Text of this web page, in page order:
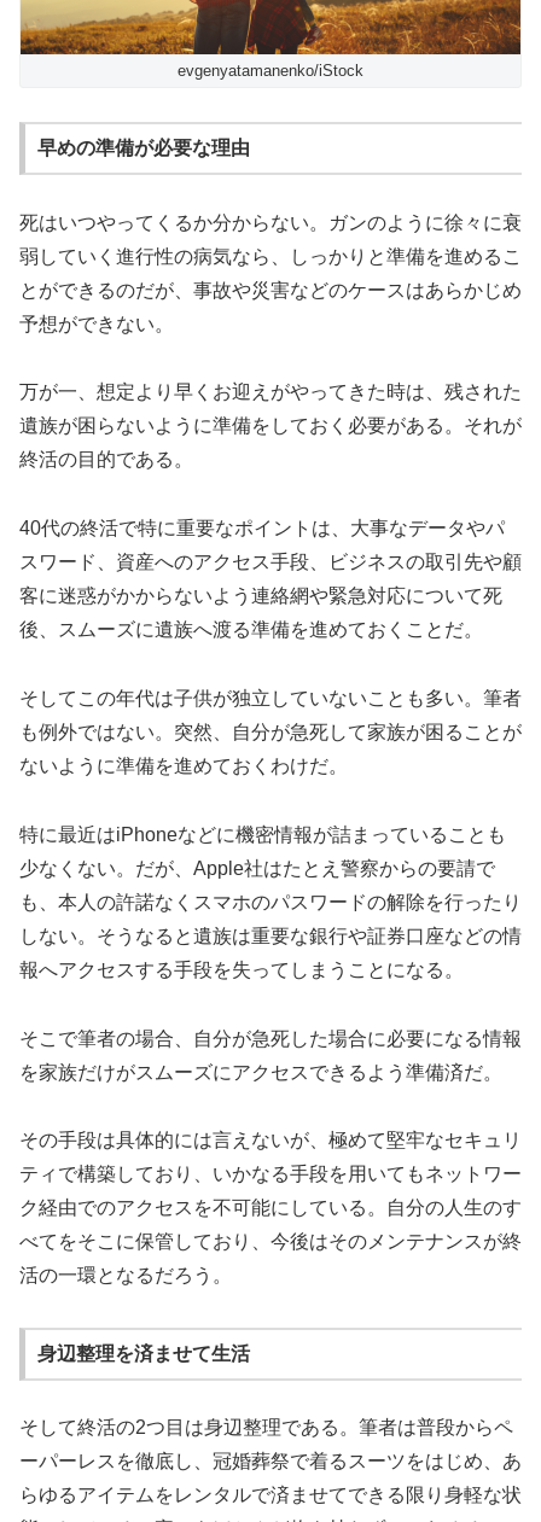
evgenyatamanenko/iStock
早めの準備が必要な理由
死はいつやってくるか分からない。ガンのように徐々に衰
弱していく進行性の病気なら、しっかりと準備を進めるこ
とができるのだが、事故や災害などのケースはあらかじめ
予想ができない。
万が一、想定より早くお迎えがやってきた時は、残された
遺族が困らないように準備をしておく必要がある。それが
終活の目的である。
40代の終活で特に重要なポイントは、大事なデータやパ
スワード、資産へのアクセス手段、ビジネスの取引先や顧
客に迷惑がかからないよう連絡網や緊急対応について死
後、スムーズに遺族へ渡る準備を進めておくことだ。
そしてこの年代は子供が独立していないことも多い。筆者
も例外ではない。突然、自分が急死して家族が困ることが
ないように準備を進めておくわけだ。
特に最近はiPhoneなどに機密情報が詰まっていることも
少なくない。だが、Apple社はたとえ警察からの要請で
も、本人の許諾なくスマホのパスワードの解除を行ったり
しない。そうなると遺族は重要な銀行や証券口座などの情
報へアクセスする手段を失ってしまうことになる。
そこで筆者の場合、自分が急死した場合に必要になる情報
を家族だけがスムーズにアクセスできるよう準備済だ。
その手段は具体的には言えないが、極めて堅牢なセキュリ
ティで構築しており、いかなる手段を用いてもネットワー
ク経由でのアクセスを不可能にしている。自分の人生のす
べてをそこに保管しており、今後はそのメンテナンスが終
活の一環となるだろう。
身辺整理を済ませて生活
そして終活の2つ目は身辺整理である。筆者は普段からペ
ーパーレスを徹底し、冠婚葬祭で着るスーツをはじめ、あ
らゆるアイテムをレンタルで済ませてできる限り身軽な状